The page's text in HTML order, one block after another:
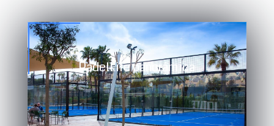
PadelLife panorámica
Compograss TXT homologado por la
Federación Española de pádel (F.E.P.)